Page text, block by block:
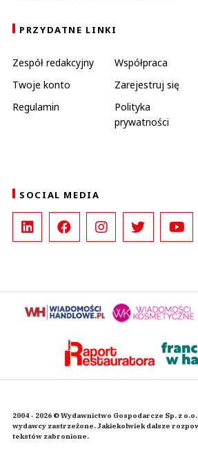
PRZYDATNE LINKI
Zespół redakcyjny Współpraca
Twoje konto
Zarejestruj się
Regulamin
Polityka
prywatności
SOCIAL MEDIA
2004 - 2026 © Wydawnictwo Gospodarcze Sp. z
wydawcy zastrzeżone. Jakiekolwiek dalsze
tekstów zabronione.